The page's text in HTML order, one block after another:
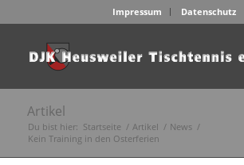
Impressum Datenschutz
Artikel
Du bist hier: Startseite / Artikel / News /
Kein Training in den Osterferien